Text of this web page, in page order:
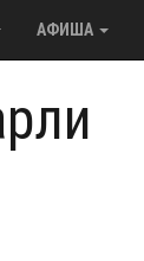
АФИША